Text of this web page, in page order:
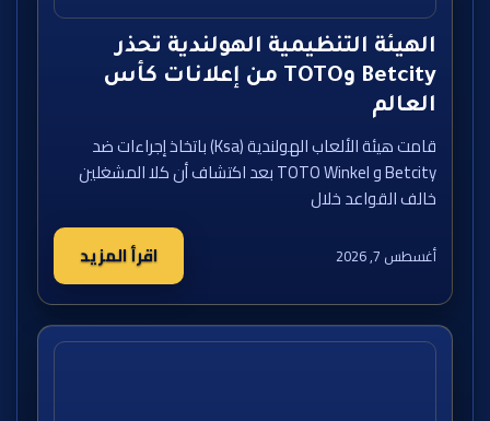
الهيئة التنظيمية الهولندية تحذر
Betcity وTOTO من إعلانات كأس
العالم
قامت هيئة الألعاب الهولندية (Ksa) باتخاذ إجراءات ضد
Betcity و TOTO Winkel بعد اكتشاف أن كلا المشغلين
خالف القواعد خلال
أغسطس 7, 2026 اقرأ المزيد